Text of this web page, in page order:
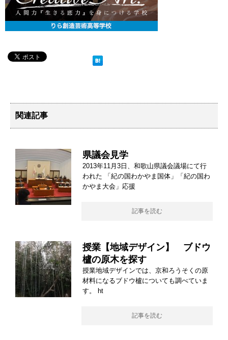
関連記事
県議会見学
2013年11月3日、和歌山県議会議場にて行
われた 「紀の国わかやま国体」「紀の国わ
かやま大会」応援
記事を読む
授業【地域デザイン】 ブドウ
櫨の原木を探す
授業地域デザインでは、京和ろうそくの原
材料になるブドウ櫨についても調べていま
す。 ht
記事を読む